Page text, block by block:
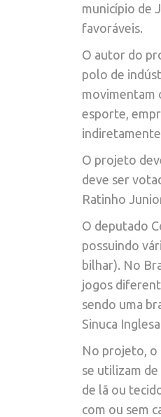
município de
favoráveis.
O autor do
polo de
movimentam
esporte,
O projeto
deve ser
Ratinho
O deputado
possuindo
bilhar). No
jogos
sendo uma
Sinuca
No projeto, o
se utilizam
de lã ou
com ou sem